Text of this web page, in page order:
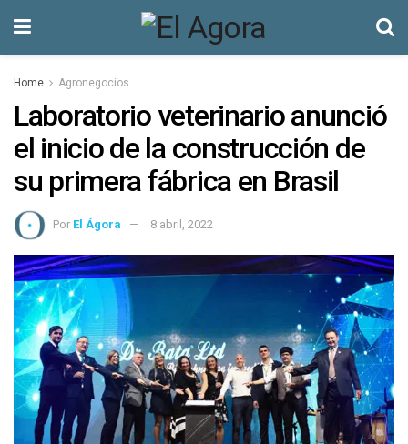
Home Agronegocios
Laboratorio veterinario anunció
el inicio de la construcción de
su primera fábrica en Brasil
Por El Ágora 8 abril, 2022